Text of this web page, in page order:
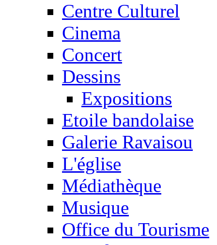
Centre Culturel
Cinema
Concert
Dessins
Expositions
Etoile bandolaise
Galerie Ravaisou
L'église
Médiathèque
Musique
Office du Tourisme